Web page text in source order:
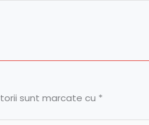
sunt marcate cu *